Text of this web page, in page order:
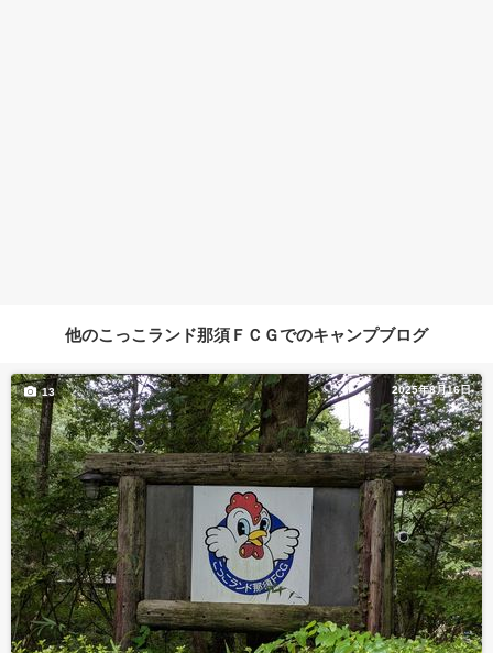
他のこっこランド那須ＦＣＧでのキャンプブログ
2025年8月16日
13